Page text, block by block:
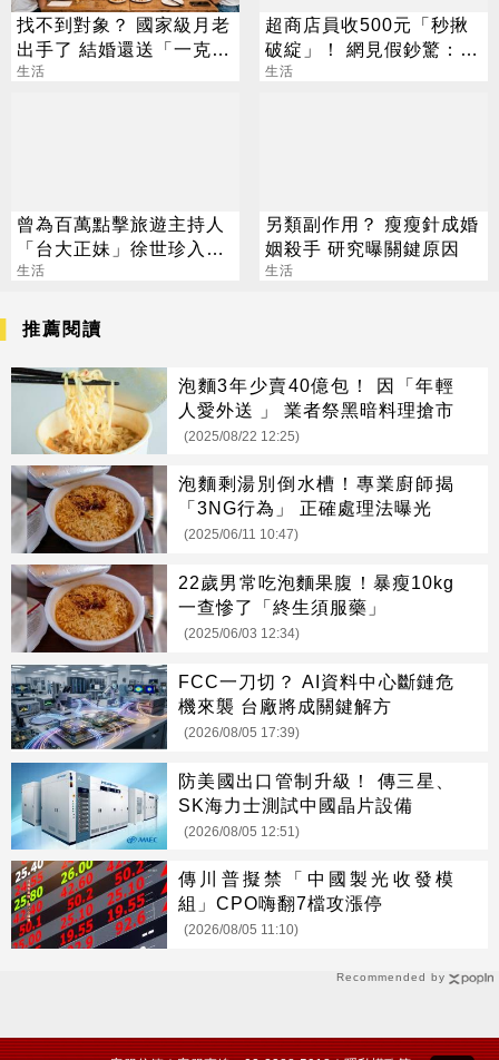
找不到對象？ 國家級月老
出手了 結婚還送「一克拉
鑽戒」
生活
超商店員收500元「秒揪
破綻」！ 網見假鈔驚：也
太像
生活
曾為百萬點擊旅遊主持人
「台大正妹」徐世珍入選
東森主播
生活
另類副作用？ 瘦瘦針成婚
姻殺手 研究曝關鍵原因
生活
Recommended by
推薦閱讀
泡麵3年少賣40億包！ 因「年輕
人愛外送 」 業者祭黑暗料理搶市
(2025/08/22 12:25)
泡麵剩湯別倒水槽！專業廚師揭
「3NG行為」 正確處理法曝光
(2025/06/11 10:47)
22歲男常吃泡麵果腹！暴瘦10kg
一查慘了「終生須服藥」
(2025/06/03 12:34)
FCC一刀切？ AI資料中心斷鏈危
機來襲 台廠將成關鍵解方
(2026/08/05 17:39)
防美國出口管制升級！ 傳三星、
SK海力士測試中國晶片設備
(2026/08/05 12:51)
傳川普擬禁「中國製光收發模
組」CPO嗨翻7檔攻漲停
(2026/08/05 11:10)